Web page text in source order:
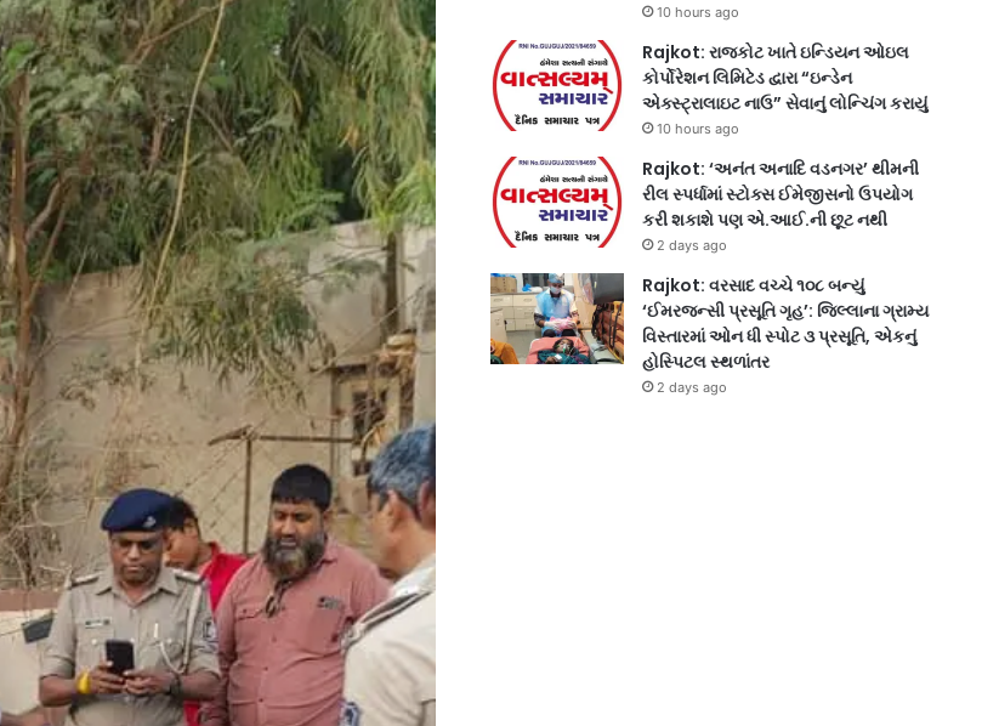
10 hours ago
Rajkot: રાજકોટ ખાતે ઇન્ડિયન ઓઇલ
કોર્પોરેશન લિમિટેડ દ્વારા “ઇન્ડેન
એક્સ્ટ્રાલાઇટ નાઉ” સેવાનું લોન્ચિંગ કરાયું
10 hours ago
Rajkot: ‘અનંત અનાદિ વડનગર’ થીમની
રીલ સ્પર્ધામાં સ્ટોક્સ ઈમેજીસનો ઉપયોગ
કરી શકાશે પણ એ.આઈ.ની છૂટ નથી
2 days ago
Rajkot: વરસાદ વચ્ચે ૧૦૮ બન્યું
‘ઈમરજન્સી પ્રસૂતિ ગૃહ’: જિલ્લાના ગ્રામ્ય
વિસ્તારમાં ઓન ધી સ્પોટ ૩ પ્રસૂતિ, એકનું
હોસ્પિટલ સ્થળાંતર
2 days ago